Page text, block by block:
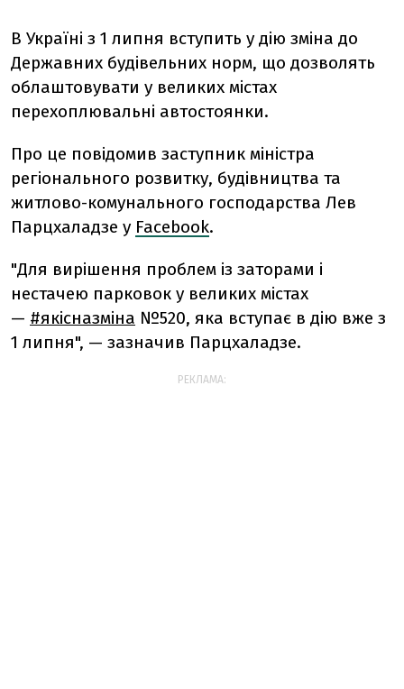
В Україні з 1 липня вступить у дію зміна до
Державних будівельних норм, що дозволять
облаштовувати у великих містах
перехоплювальні автостоянки.
Про це повідомив заступник міністра
регіонального розвитку, будівництва та
житлово-комунального господарства Лев
Парцхаладзе у Facebook.
"Для вирішення проблем із заторами і
нестачею парковок у великих містах
— #якісназміна №520, яка вступає в дію вже з
1 липня", — зазначив Парцхаладзе.
РЕКЛАМА: